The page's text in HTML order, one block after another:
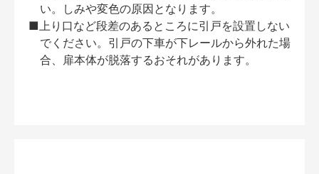
い。しみや変色の原因となります。
■上り口など段差のあるところに引戸を設置しない
でください。引戸の下車が下レールから外れた場
合、扉本体が脱落するおそれがあります。